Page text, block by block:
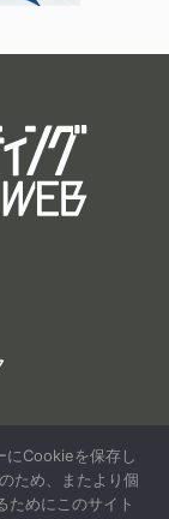
にCookieを保存し
ため、またより個
ためにこのサイト